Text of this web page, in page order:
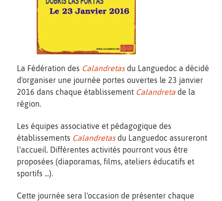
La Fédération des Calandretasdu Languedoc a décidé
d'organiser une journée portes ouvertes le 23 janvier
2016 dans chaque établissement Calandreta de la
région.
Les équipes associative et pédagogique des
établissements Calandretasdu Languedoc assureront
l'accueil. Différentes activités pourront vous être
proposées (diaporamas, films, ateliers éducatifs et
sportifs ...).
Cette journée sera l'occasion de présenter chaque